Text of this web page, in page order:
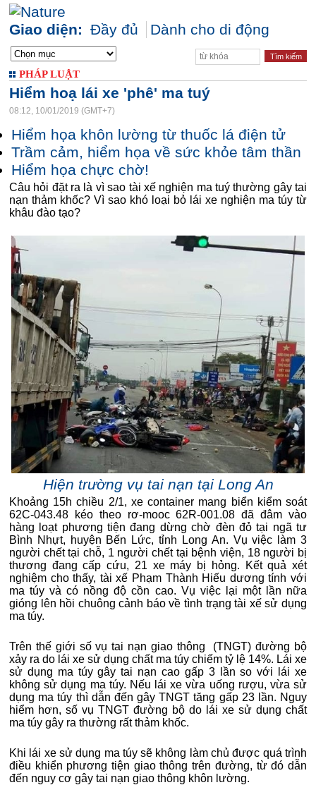
Giao diện: Đầy đủ Dành cho di động
PHÁP LUẬT
Hiểm hoạ lái xe 'phê' ma tuý
08:12, 10/01/2019 (GMT+7)
Hiểm họa khôn lường từ thuốc lá điện tử
Trầm cảm, hiểm họa về sức khỏe tâm thần
Hiểm họa chực chờ!
Câu hỏi đặt ra là vì sao tài xế nghiện ma tuý thường gây tai
nạn thảm khốc? Vì sao khó loại bỏ lái xe nghiện ma túy từ
khâu đào tạo?
Hiện trường vụ tai nạn tại Long An
Khoảng 15h chiều 2/1, xe container mang biển kiểm soát
62C-043.48 kéo theo rơ-mooc 62R-001.08 đã đâm vào
hàng loạt phương tiện đang dừng chờ đèn đỏ tại ngã tư
Bình Nhựt, huyện Bến Lức, tỉnh Long An. Vụ việc làm 3
người chết tại chỗ, 1 người chết tại bệnh viện, 18 người bị
thương đang cấp cứu, 21 xe máy bị hỏng. Kết quả xét
nghiệm cho thấy, tài xế Phạm Thành Hiếu dương tính với
ma túy và có nồng độ cồn cao. Vụ việc lại một lần nữa
gióng lên hồi chuông cảnh báo về tình trạng tài xế sử dụng
ma túy.
Trên thế giới số vụ tai nạn giao thông (TNGT) đường bộ
xảy ra do lái xe sử dụng chất ma túy chiếm tỷ lệ 14%. Lái xe
sử dụng ma túy gây tai nạn cao gấp 3 lần so với lái xe
không sử dụng ma túy. Nếu lái xe vừa uống rượu, vừa sử
dụng ma túy thì dẫn đến gây TNGT tăng gấp 23 lần. Nguy
hiểm hơn, số vụ TNGT đường bộ do lái xe sử dụng chất
ma túy gây ra thường rất thảm khốc.
Khi lái xe sử dụng ma túy sẽ không làm chủ được quá trình
điều khiển phương tiện giao thông trên đường, từ đó dẫn
đến nguy cơ gây tai nạn giao thông khôn lường.